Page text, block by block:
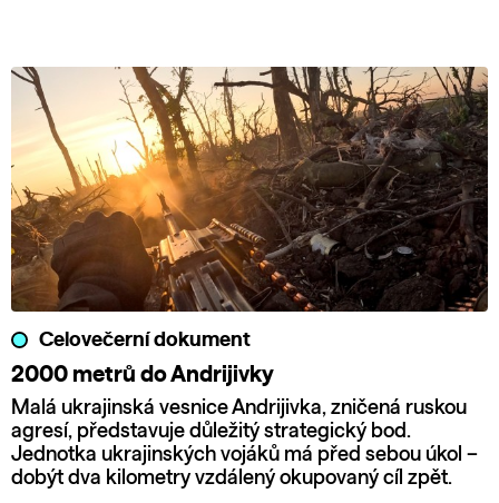
Celovečerní dokument
2000 metrů do Andrijivky
Malá ukrajinská vesnice Andrijivka, zničená ruskou
agresí, představuje důležitý strategický bod.
Jednotka ukrajinských vojáků má před sebou úkol –
dobýt dva kilometry vzdálený okupovaný cíl zpět.